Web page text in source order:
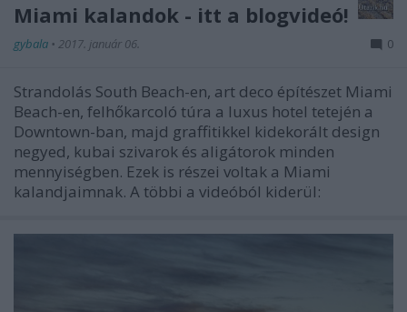
Miami kalandok - itt a blogvideó!
gybala • 2017. január 06. 0
Strandolás South Beach-en, art deco építészet Miami
Beach-en, felhőkarcoló túra a luxus hotel tetején a
Downtown-ban, majd graffitikkel kidekorált design
negyed, kubai szivarok és aligátorok minden
mennyiségben. Ezek is részei voltak a Miami
kalandjaimnak. A többi a videóból kiderül: